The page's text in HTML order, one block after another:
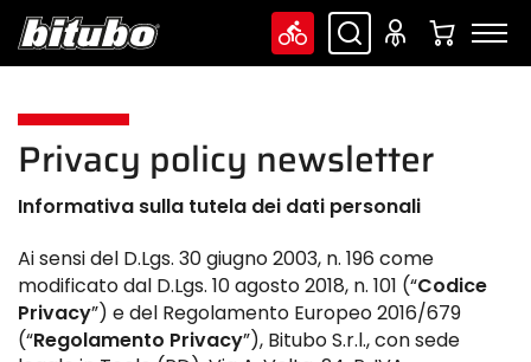
Privacy policy newsletter
Informativa sulla tutela dei dati personali
Ai sensi del D.Lgs. 30 giugno 2003, n. 196 come
modificato dal D.Lgs. 10 agosto 2018, n. 101 (“Codice
Privacy”) e del Regolamento Europeo 2016/679
(“Regolamento Privacy”), Bitubo S.r.l., con sede